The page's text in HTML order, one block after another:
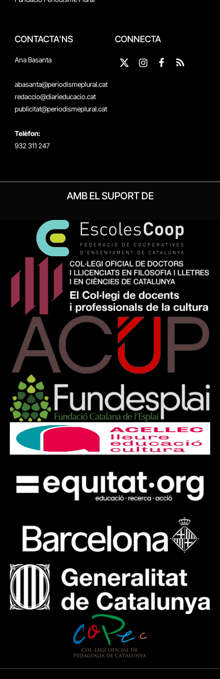
CONTACTA'NS
Ana Basanta
abasanta@periodismeplural.cat
redaccio@diarieducacio.cat
publicitat@periodismeplural.cat
Telèfon:
932 311 247
CONNECTA
X
InstagramFacebook
RSS
AMB EL SUPORT DE